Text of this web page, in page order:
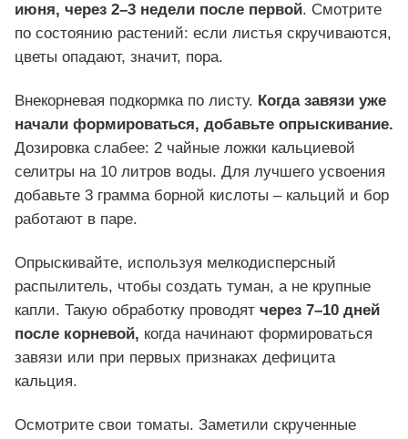
июня, через 2–3 недели после первой. Смотрите
по состоянию растений: если листья скручиваются,
цветы опадают, значит, пора.
Внекорневая подкормка по листу. Когда завязи уже
начали формироваться, добавьте опрыскивание.
Дозировка слабее: 2 чайные ложки кальциевой
селитры на 10 литров воды. Для лучшего усвоения
добавьте 3 грамма борной кислоты – кальций и бор
работают в паре.
Опрыскивайте, используя мелкодисперсный
распылитель, чтобы создать туман, а не крупные
капли. Такую обработку проводят через 7–10 дней
после корневой, когда начинают формироваться
завязи или при первых признаках дефицита
кальция.
Осмотрите свои томаты. Заметили скрученные